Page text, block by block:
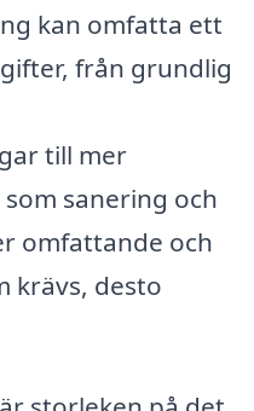
kan omfatta ett
från grundlig
till mer
sanering och
omfattande och
krävs, desto